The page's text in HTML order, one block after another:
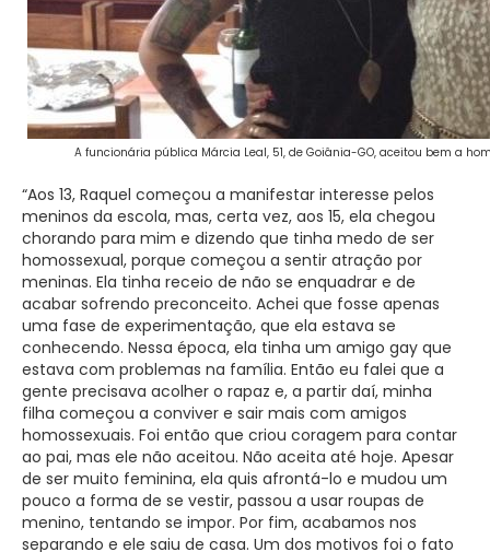
A funcionária pública Márcia Leal, 51, de Goiânia-GO, aceitou bem a
“Aos 13, Raquel começou a manifestar interesse pelos
meninos da escola, mas, certa vez, aos 15, ela chegou
chorando para mim e dizendo que tinha medo de ser
homossexual, porque começou a sentir atração por
meninas. Ela tinha receio de não se enquadrar e de
acabar sofrendo preconceito. Achei que fosse apenas
uma fase de experimentação, que ela estava se
conhecendo. Nessa época, ela tinha um amigo gay que
estava com problemas na família. Então eu falei que a
gente precisava acolher o rapaz e, a partir daí, minha
filha começou a conviver e sair mais com amigos
homossexuais. Foi então que criou coragem para contar
ao pai, mas ele não aceitou. Não aceita até hoje. Apesar
de ser muito feminina, ela quis afrontá-lo e mudou um
pouco a forma de se vestir, passou a usar roupas de
menino, tentando se impor. Por fim, acabamos nos
separando e ele saiu de casa. Um dos motivos foi o fato